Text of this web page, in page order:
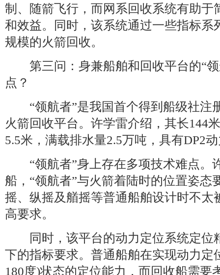
制、随箭飞行，而网系回收系统有助于
和效益。同时，该系统通过一些指标系
规模的火箭回收。
第三问：身兼船舶和回收平台的“领
点？
“领航者”是我国首个得到船级社注
火箭回收平台。许学雷介绍，其长144
5.5米，满载排水量2.5万吨，具有DP2
“领航者”身上存在多项技术难点。
船，“领航者”与火箭着陆时的位置姿态
摇、纵摇及艏摇等普通船舶设计时不太
高要求。
同时，该平台的动力定位系统定位
下的指标要求。普通船舶在实现动力定
180度)状态的定位能力，而回收船需要